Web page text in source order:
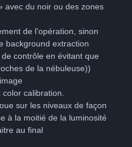
avec du noir ou des zones
de l'opération, sinon
background extraction
contrôle en évitant que
de la nébuleuse))
calibration.
sur les niveaux de façon
à la moitié de la luminosité
au final